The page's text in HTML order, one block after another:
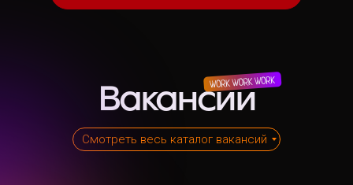
Вакансии
Смотреть весь каталог вакансий